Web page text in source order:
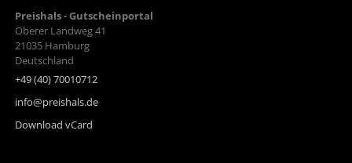
Preishals - Gutscheinportal
Oberer Landweg 41
21035 Hamburg
Deutschland
+49 (40) 70010712
info@preishals.de
Download vCard